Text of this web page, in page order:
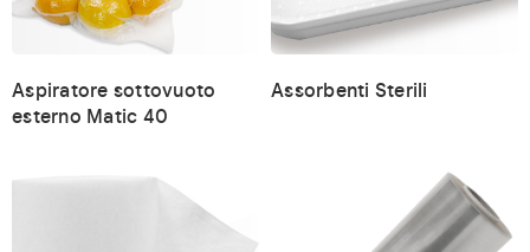
Aspiratore sottovuoto
esterno Matic 40
Assorbenti Sterili